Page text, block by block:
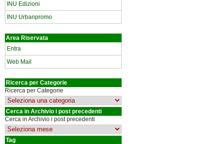
INU Edizioni
INU Urbanpromo
Area Riservata
Entra
Web Mail
Ricerca per Categorie
Ricerca per Categorie
Cerca in Archivio i post precedenti
Cerca in Archivio i post precedenti
Tag